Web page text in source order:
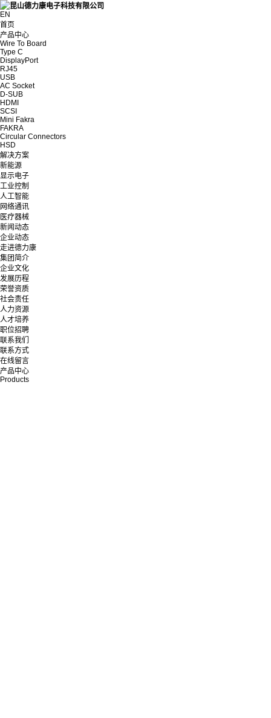
EN
首页
产品中心
Wire To Board
Type C
DisplayPort
RJ45
USB
AC Socket
D-SUB
HDMI
SCSI
Mini Fakra
FAKRA
Circular Connectors
HSD
解决方案
新能源
显示电子
工业控制
人工智能
网络通讯
医疗器械
新闻动态
企业动态
走进德力康
集团简介
企业文化
发展历程
荣誉资质
社会责任
人力资源
人才培养
职位招聘
联系我们
联系方式
在线留言
产品中心
Products